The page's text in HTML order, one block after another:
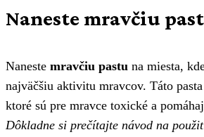
Naneste mravčiu
Naneste mravčiu pastu na miesta,
najväčšiu aktivitu mravcov. Táto
ktoré sú pre mravce toxické a
Dôkladne si prečítajte návod na